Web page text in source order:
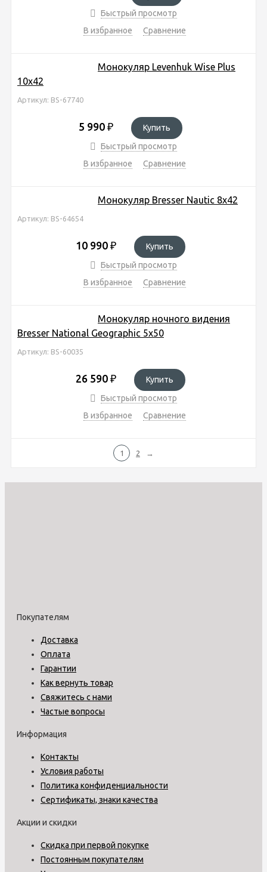
Быстрый просмотр
В избранное
Сравнение
Монокуляр Levenhuk Wise Plus
10x42
Артикул: BS-67740
5 990 ₽
Купить
Быстрый просмотр
В избранное
Сравнение
Монокуляр Bresser Nautic 8x42
Артикул: BS-64654
10 990 ₽
Купить
Быстрый просмотр
В избранное
Сравнение
Монокуляр ночного видения
Bresser National Geographic 5x50
Артикул: BS-60035
26 590 ₽
Купить
Быстрый просмотр
В избранное
Сравнение
1 2 →
Покупателям
Доставка
Оплата
Гарантии
Как вернуть товар
Свяжитесь с нами
Частые вопросы
Информация
Контакты
Условия работы
Политика конфиденциальности
Сертификаты, знаки качества
Акции и скидки
Скидка при первой покупке
Постоянным покупателям